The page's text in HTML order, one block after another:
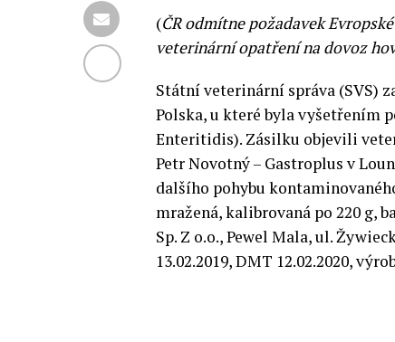
(ČR odmítne požadavek
veterinární opatření na dovoz
Státní veterinární správa (SVS)
Polska, u které byla vyšetřením
Enteritidis). Zásilku objevili
Petr Novotný – Gastroplus v
dalšího pohybu
mražená, kalibrovaná po 220 g,
Sp. Z o.o., Pewel Mala, ul.
13.02.2019, DMT 12.02.2020,